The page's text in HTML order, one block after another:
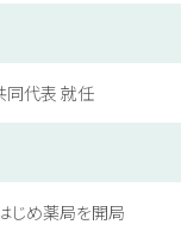
同代表 就任
じめ薬局を開局